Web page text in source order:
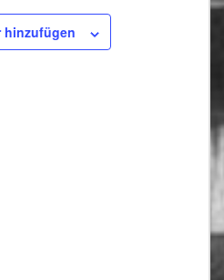
hinzufügen